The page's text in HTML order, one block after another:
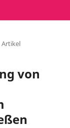
Artikel
von